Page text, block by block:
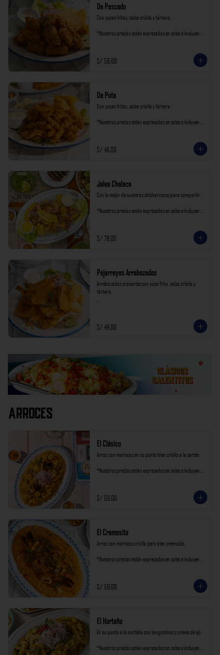
De Pescado
Con yucas fritas, salsa criolla y tártara.
*Nuestros precios están expresados en soles e incluyen
S/ 56.00
De Pota
Con yucas fritas, salsa criolla y tártara
*Nuestros precios están expresados en soles e incluyen
S/ 46.00
Jalea Chalaca
Con lo mejor de nuestros chicharrones para compartir.
*Nuestros precios están expresados en soles e incluyen
S/ 78.00
Pejerreyes Arrebozados
Arrebozados crocantes con yuca frita, salsa criolla y
tártara.
S/ 49.00
Arroces
El Clásico
Arroz con mariscos en su punto bien criollo a la sartén.
*Nuestros precios están expresados en soles e incluyen
S/ 59.00
El Cremosito
Arroz con mariscos criollo pero bien cremosito.
*Nuestros precios están expresados en soles e incluyen
S/ 59.00
El Norteño
En su punto a la norteña con langostinos y crema de ají.
*Nuestros precios están expresados en soles e incluyen